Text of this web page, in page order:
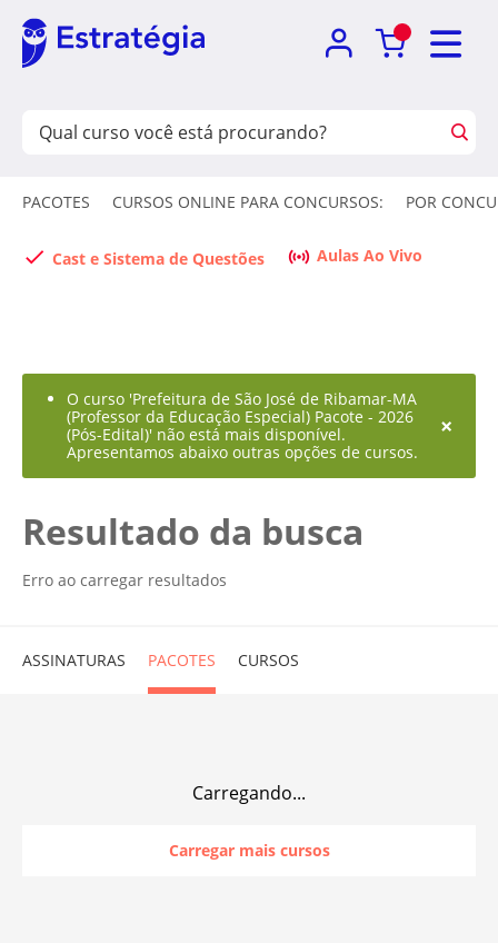
PACOTES CURSOS ONLINE PARA CONCURSOS: POR
Cast e Sistema de Questões Aulas Ao Vivo
O curso 'Prefeitura de São José de Ribamar-MA
(Professor da Educação Especial) Pacote - 2026
(Pós-Edital)' não está mais disponível.
Apresentamos abaixo outras opções de cursos.
×
Resultado da busca
Erro ao carregar resultados
ASSINATURAS PACOTES CURSOS
Carregando...
Carregar mais cursos